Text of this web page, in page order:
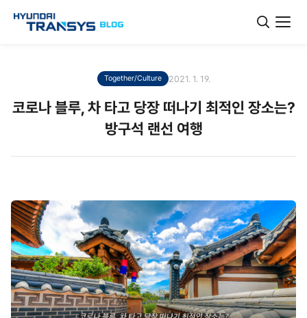
Together/Culture 2021. 1. 19.
코로나 블루, 차 타고 당장 떠나기 최적인 장소는?
방구석 랜선 여행